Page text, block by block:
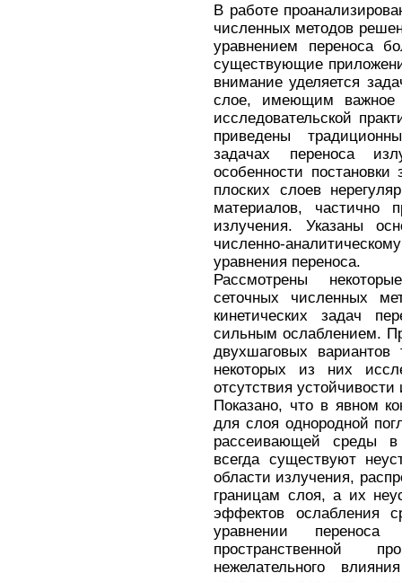
В работе
численных методов
уравнением переноса
существующие
внимание уделяется
слое, имеющим важное
исследовательской
приведены
задачах переноса
особенности
плоских слоев
материалов, частично
излучения. Указаны
численно-
уравнения переноса.
Рассмотрены
сеточных численных
кинетических задач
сильным ослаблением.
двухшаговых
некоторых из них
отсутствия
Показано, что в явном
для слоя однородной
рассеивающей среды в
всегда существуют
области излучения,
границам слоя, а их
эффектов ослабления
уравнении
пространственной
нежелательного